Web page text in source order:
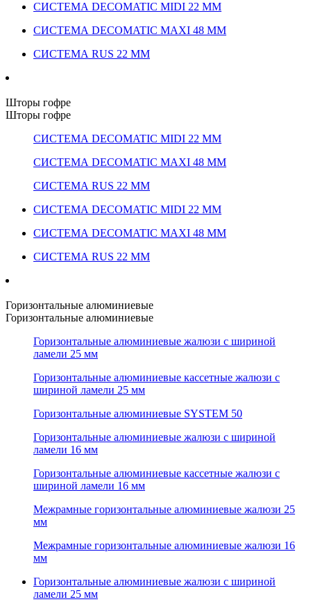
СИСТЕМА DECOMATIC MIDI 22 ММ
СИСТЕМА DECOMATIC MAXI 48 ММ
СИСТЕМА RUS 22 ММ
Шторы гофре
Шторы гофре
СИСТЕМА DECOMATIC MIDI 22 ММ
СИСТЕМА DECOMATIC MAXI 48 ММ
СИСТЕМА RUS 22 ММ
СИСТЕМА DECOMATIC MIDI 22 ММ
СИСТЕМА DECOMATIC MAXI 48 ММ
СИСТЕМА RUS 22 ММ
Горизонтальные алюминиевые
Горизонтальные алюминиевые
Горизонтальные алюминиевые жалюзи с шириной
ламели 25 мм
Горизонтальные алюминиевые кассетные жалюзи с
шириной ламели 25 мм
Горизонтальные алюминиевые SYSTEM 50
Горизонтальные алюминиевые жалюзи с шириной
ламели 16 мм
Горизонтальные алюминиевые кассетные жалюзи с
шириной ламели 16 мм
Межрамные горизонтальные алюминиевые жалюзи 25
мм
Межрамные горизонтальные алюминиевые жалюзи 16
мм
Горизонтальные алюминиевые жалюзи с шириной
ламели 25 мм